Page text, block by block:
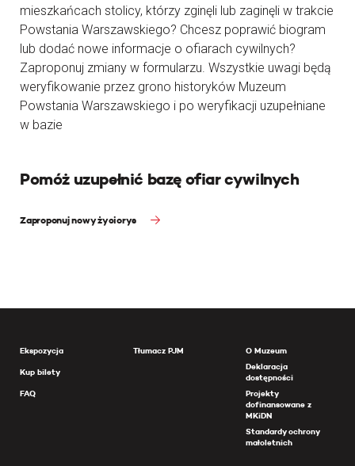
mieszkańcach stolicy, którzy zginęli lub zaginęli w trakcie
Powstania Warszawskiego? Chcesz poprawić biogram
lub dodać nowe informacje o ofiarach cywilnych?
Zaproponuj zmiany w formularzu. Wszystkie uwagi będą
weryfikowanie przez grono historyków Muzeum
Powstania Warszawskiego i po weryfikacji uzupełniane
w bazie
Pomóż uzupełnić bazę ofiar cywilnych
Zaproponuj nowy życiorys
Ekspozycja
Kup bilety
FAQ
Tłumacz PJM
O Muzeum
Deklaracja
dostępności
Projekty
dofinansowane z
MKiDN
Standardy ochrony
małoletnich